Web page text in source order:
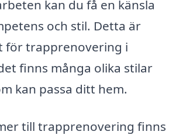
kan du få en känsla
och stil. Detta är
för trapprenovering i
finns många olika stilar
kan passa ditt hem.
till trapprenovering finns